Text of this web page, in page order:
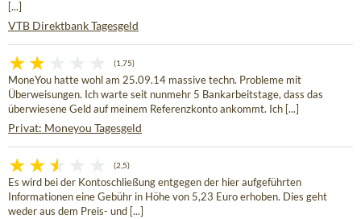
[...]
VTB Direktbank Tagesgeld
(1,75)
MoneYou hatte wohl am 25.09.14 massive techn. Probleme mit
Überweisungen. Ich warte seit nunmehr 5 Bankarbeitstage, dass das
überwiesene Geld auf meinem Referenzkonto ankommt. Ich [...]
Privat: Moneyou Tagesgeld
(2,5)
Es wird bei der Kontoschließung entgegen der hier aufgeführten
Informationen eine Gebühr in Höhe von 5,23 Euro erhoben. Dies geht
weder aus dem Preis- und [...]